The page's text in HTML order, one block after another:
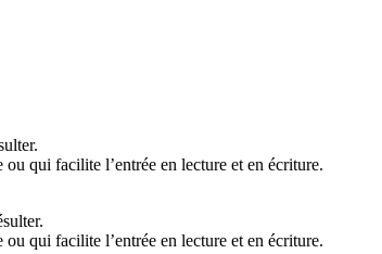
qui facilite l’entrée en lecture et en écriture.
qui facilite l’entrée en lecture et en écriture.